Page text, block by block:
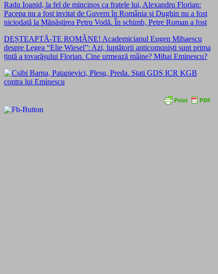
Radu Ioanid, la fel de mincinos ca fratele lui, Alexandru Florian:
Pacepa nu a fost invitat de Guvern în România şi Dughin nu a fost
niciodată la Mănăstirea Petru Vodă. În schimb, Petre Roman a fost
DEȘTEAPTĂ-TE ROMÂNE! Academicianul Eugen Mihaescu
despre Legea “Elie Wiesel”: Azi, luptătorii anticomuniști sunt prima
țintă a tovarășului Florian. Cine urmează mâine? Mihai Eminescu?